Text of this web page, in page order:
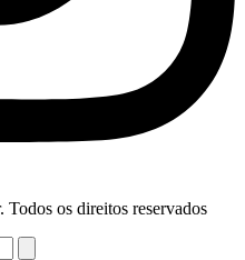
os direitos reservados